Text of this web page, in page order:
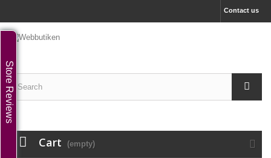
Contact us
Cart (empty)
Store Reviews